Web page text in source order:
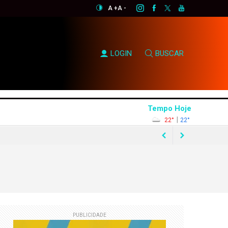
A +A -
LOGIN BUSCAR
Tempo Hoje
22° | 22°
PUBLICIDADE